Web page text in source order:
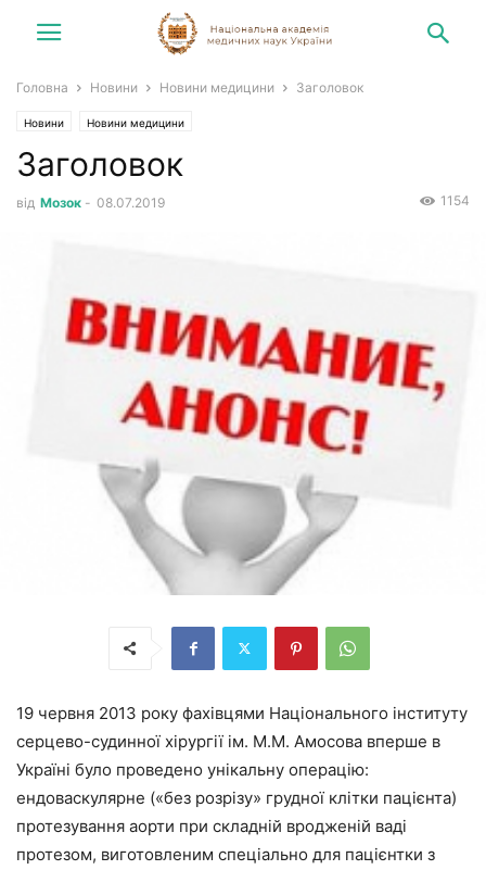
Головна Новини Новини медицини Заголовок
Новини Новини медицини
Заголовок
від Мозок - 08.07.2019 1154
19 червня 2013 року фахівцями Національного інституту
серцево-судинної хірургії ім. М.М. Амосова вперше в
Україні було проведено унікальну операцію:
ендоваскулярне («без розрізу» грудної клітки пацієнта)
протезування аорти при складній вродженій ваді
протезом, виготовленим спеціально для пацієнтки з